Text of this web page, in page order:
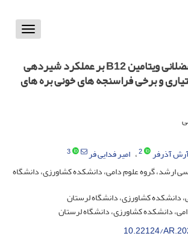
Toggle
بررسی اثر تزریق عضلانی ویتامین B12 بر عملکرد شیردهی
و برخی فراسنجه های خونی بره های
آذرفر 2 امیر فدایی فر
3
ارشد، گروه علوم دامی، دانشکده کشاورزی، دانشگاه
دانشکده کشاورزی، دانشگاه لرستان
دانشکده کشاورزی، دانشگاه لرستان
10.22124/